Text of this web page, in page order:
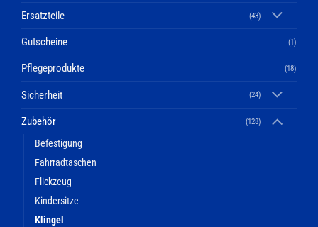
Ersatzteile (43)
Gutscheine (1)
Pflegeprodukte (18)
Sicherheit (24)
Zubehör (128)
Befestigung
Fahrradtaschen
Flickzeug
Kindersitze
Klingel